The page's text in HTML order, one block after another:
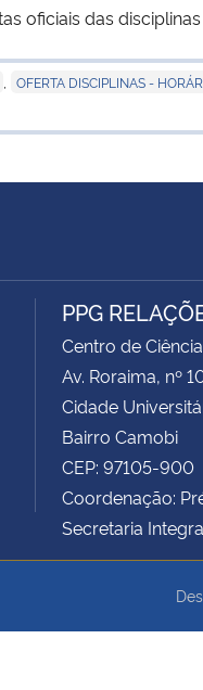
oficiais das
OFERTA DISCIPLINAS -
PPG
Centro de
Av. Roraima, nº
Cidade
Bairro Camobi
CEP: 97105-900
Coordenação:
Secretaria